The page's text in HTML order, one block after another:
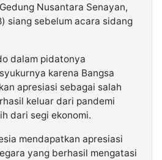
Nusantara Senayan,
siang sebelum acara sidang
dalam pidatonya
karena Bangsa
apresiasi sebagai salah
keluar dari pandemi
dari segi ekonomi.
mendapatkan apresiasi
yang berhasil mengatasi